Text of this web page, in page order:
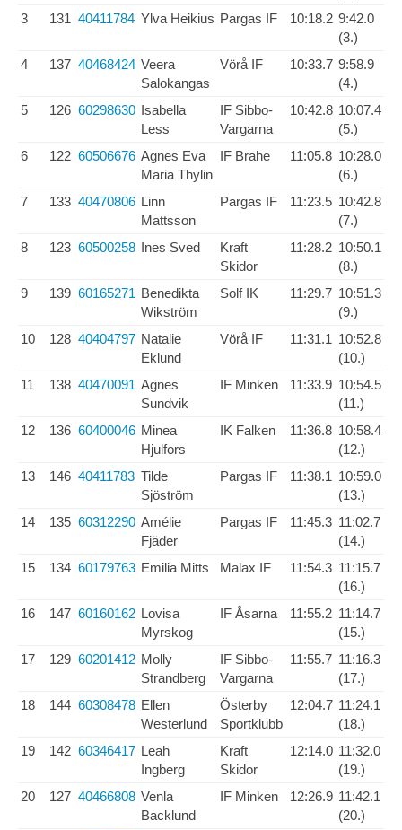
3
131 40411784 Ylva Heikius Pargas IF 10:18.2 9:42.0
(3.)
4
137 40468424 Veera
Salokangas
Vörå IF 10:33.7 9:58.9
(4.)
5
126 60298630 Isabella
Less
IF Sibbo-
Vargarna
10:42.8 10:07.4
(5.)
6
122 60506676 Agnes Eva
Maria Thylin
IF Brahe 11:05.8 10:28.0
(6.)
7
133 40470806 Linn
Mattsson
Pargas IF 11:23.5 10:42.8
(7.)
8
123 60500258 Ines Sved
Kraft
Skidor
11:28.2 10:50.1
(8.)
9
139 60165271 Benedikta
Wikström
Solf IK 11:29.7 10:51.3
(9.)
10
128 40404797 Natalie
Eklund
Vörå IF 11:31.1 10:52.8
(10.)
11
138 40470091 Agnes
Sundvik
IF Minken 11:33.9 10:54.5
(11.)
12
136 60400046 Minea
Hjulfors
IK Falken 11:36.8 10:58.4
(12.)
13
146 40411783 Tilde
Sjöström
Pargas IF 11:38.1 10:59.0
(13.)
14
135 60312290 Amélie
Fjäder
Pargas IF 11:45.3 11:02.7
(14.)
15
134 60179763 Emilia Mitts Malax IF 11:54.3 11:15.7
(16.)
16
147 60160162 Lovisa
Myrskog
IF Åsarna 11:55.2 11:14.7
(15.)
17
129 60201412 Molly
Strandberg
IF Sibbo-
Vargarna
11:55.7 11:16.3
(17.)
18
144 60308478 Ellen
Westerlund
Österby
Sportklubb
12:04.7 11:24.1
(18.)
19
142 60346417 Leah
Ingberg
Kraft
Skidor
12:14.0 11:32.0
(19.)
20
127 40466808 Venla
Backlund
IF Minken 12:26.9 11:42.1
(20.)